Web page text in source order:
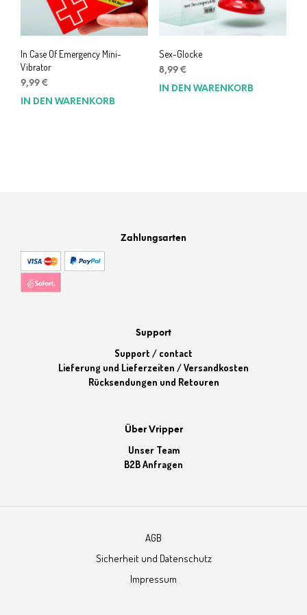
In Case Of Emergency Mini-
Vibrator
9,99 €
IN DEN WARENKORB
Sex-Glocke
8,99 €
IN DEN WARENKORB
Zahlungsarten
Support
Support / contact
Lieferung und Lieferzeiten / Versandkosten
Rücksendungen und Retouren
Über Vripper
Unser Team
B2B Anfragen
AGB
Sicherheit und Datenschutz
Impressum